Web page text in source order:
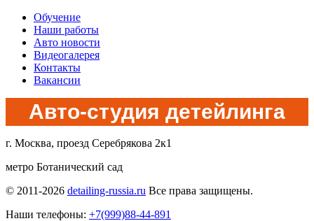
Обучение
Наши работы
Авто новости
Видеогалерея
Контакты
Вакансии
Авто-студия детейлинга
г. Москва, проезд Серебрякова 2к1
метро Ботанический сад
© 2011-2026 detailing-russia.ru Все права защищены.
Наши телефоны: +7(999)88-44-891